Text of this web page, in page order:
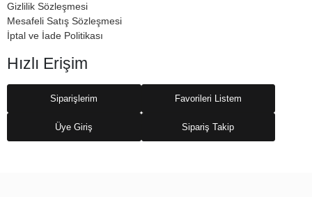
Gizlilik Sözleşmesi
Mesafeli Satış Sözleşmesi
İptal ve İade Politikası
Hızlı Erişim
Siparişlerim Favorileri Listem
Üye Giriş Sipariş Takip